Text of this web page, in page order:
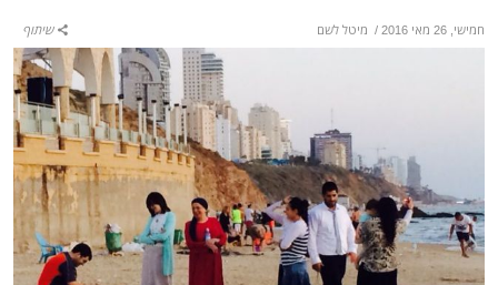
חמישי, 26 מאי 2016 / מיטל לשם שיתוף